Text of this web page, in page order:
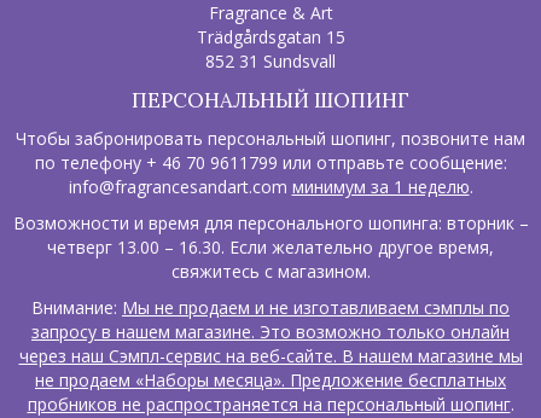
Fragrance & Art
Trädgårdsgatan 15
852 31 Sundsvall
ПЕРСОНАЛЬНЫЙ ШОПИНГ
Чтобы забронировать персональный шопинг, позвоните нам
по телефону + 46 70 9611799 или отправьте сообщение:
info@fragrancesandart.com минимум за 1 неделю.
Возможности и время для персонального шопинга: вторник –
четверг 13.00 – 16.30. Если желательно другое время,
свяжитесь с магазином.
Внимание: Мы не продаем и не изготавливаем сэмплы по
запросу в нашем магазине. Это возможно только онлайн
через наш Сэмпл-сервис на веб-сайте. В нашем магазине мы
не продаем «Наборы месяца». Предложение бесплатных
пробников не распространяется на персональный шопинг.